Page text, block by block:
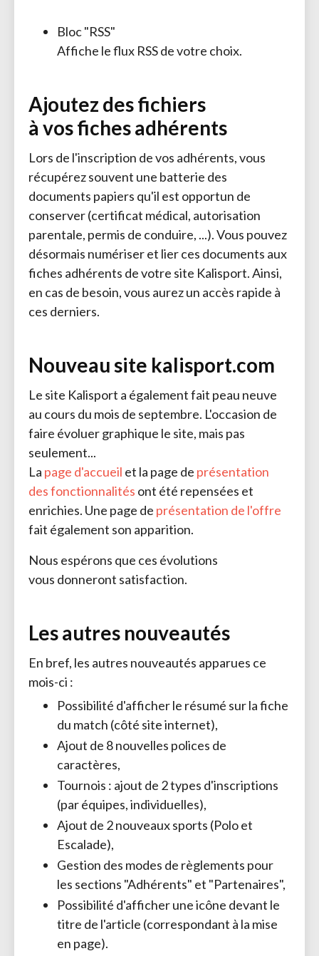
Bloc "RSS"
Affiche le flux RSS de votre choix.
Ajoutez des fichiers
à vos fiches adhérents
Lors de l'inscription de vos adhérents, vous
récupérez souvent une batterie des
documents papiers qu'il est opportun de
conserver (certificat médical, autorisation
parentale, permis de conduire, ...). Vous pouvez
désormais numériser et lier ces documents aux
fiches adhérents de votre site Kalisport. Ainsi,
en cas de besoin, vous aurez un accès rapide à
ces derniers.
Nouveau site kalisport.com
Le site Kalisport a également fait peau neuve
au cours du mois de septembre. L'occasion de
faire évoluer graphique le site, mais pas
seulement...
La page d'accueil et la page de présentation
des fonctionnalités ont été repensées et
enrichies. Une page de présentation de l'offre
fait également son apparition.
Nous espérons que ces évolutions
vous donneront satisfaction.
Les autres nouveautés
En bref, les autres nouveautés apparues ce
mois-ci :
Possibilité d'afficher le résumé sur la fiche
du match (côté site internet),
Ajout de 8 nouvelles polices de
caractères,
Tournois : ajout de 2 types d'inscriptions
(par équipes, individuelles),
Ajout de 2 nouveaux sports (Polo et
Escalade),
Gestion des modes de règlements pour
les sections "Adhérents" et "Partenaires",
Possibilité d'afficher une icône devant le
titre de l'article (correspondant à la mise
en page).